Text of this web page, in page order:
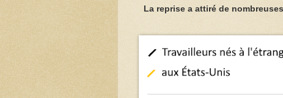
La reprise a attiré de